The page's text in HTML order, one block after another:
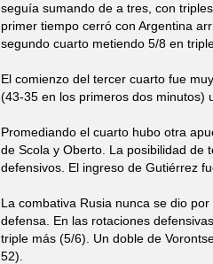
seguía sumando de a tres, con
primer tiempo cerró con Argentina
segundo cuarto metiendo 5/8 en
El comienzo del tercer cuarto fue
(43-35 en los primeros dos minutos)
Promediando el cuarto hubo otra
de Scola y Oberto. La posibilidad de
defensivos. El ingreso de Gutiérrez
La combativa Rusia nunca se dio
defensa. En las rotaciones
triple más (5/6). Un doble de
52).